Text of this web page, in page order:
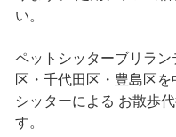
い。
ペットシッターブリラン
区・千代田区・豊島区
シッターによる お散歩
す。